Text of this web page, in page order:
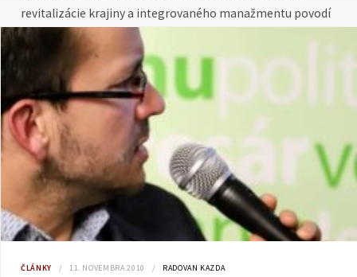
revitalizácie krajiny a integrovaného manažmentu povodí
SR, dokument, ktorý pred mesiacom schválila vláda. Obe
informácie však otvárajú otázky.
ČLÁNKY 11. NOVEMBRA 2010 RADOVAN KAZDA